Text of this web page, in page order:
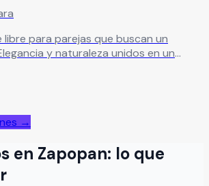
libre para parejas que buscan un
y naturaleza unidos en un
→
en Zapopan: lo que